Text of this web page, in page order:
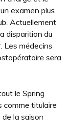
examen plus
Actuellement
disparition du
Les médecins
sera
le Spring
comme titulaire
la saison